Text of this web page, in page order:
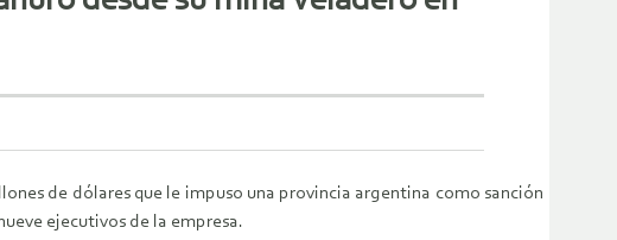
de dólares que le impuso una provincia argentina como sanción
ejecutivos de la empresa.